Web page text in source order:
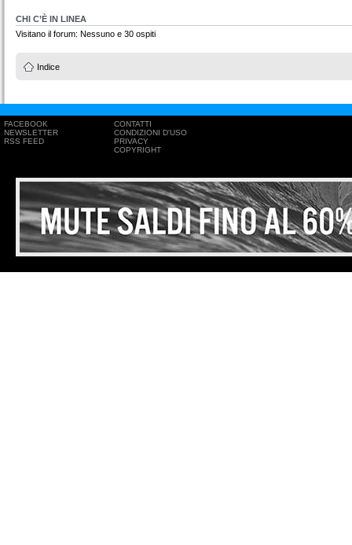
CHI C’È IN LINEA
Visitano il forum: Nessuno e 30 ospiti
Indice
FACEBOOK
NEWSLETTER
RSS FEED
CONTATTI
CONDIZIONI D'USO
PRIVACY
COPYRIGHT